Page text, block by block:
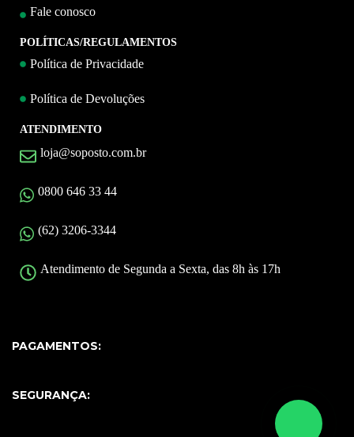
Fale conosco
POLÍTICAS/REGULAMENTOS
Política de Privacidade
Política de Devoluções
ATENDIMENTO
loja@soposto.com.br
0800 646 33 44
(62) 3206-3344
Atendimento de Segunda a Sexta, das 8h às 17h
PAGAMENTOS:
SEGURANÇA: